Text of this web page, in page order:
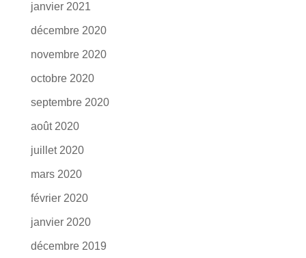
janvier 2021
décembre 2020
novembre 2020
octobre 2020
septembre 2020
août 2020
juillet 2020
mars 2020
février 2020
janvier 2020
décembre 2019